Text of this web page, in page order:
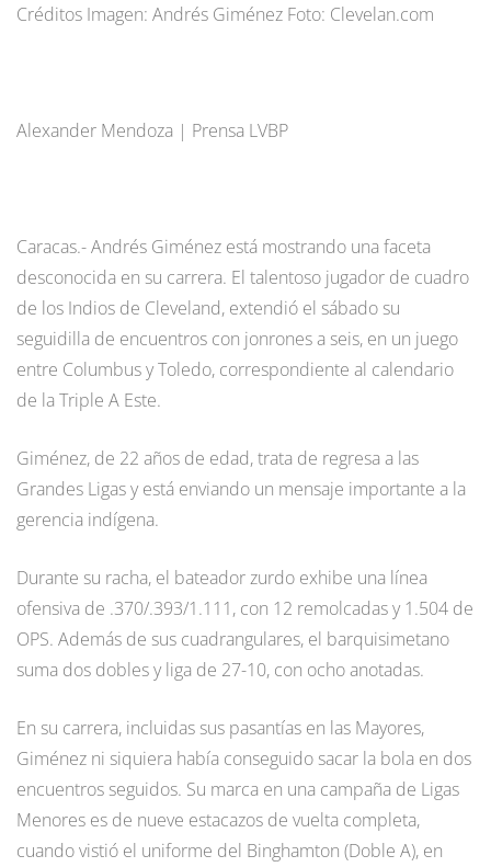
Créditos Imagen: Andrés Giménez Foto: Clevelan.com
Alexander Mendoza | Prensa LVBP
Caracas.- Andrés Giménez está mostrando una faceta
desconocida en su carrera. El talentoso jugador de cuadro
de los Indios de Cleveland, extendió el sábado su
seguidilla de encuentros con jonrones a seis, en un juego
entre Columbus y Toledo, correspondiente al calendario
de la Triple A Este.
Giménez, de 22 años de edad, trata de regresa a las
Grandes Ligas y está enviando un mensaje importante a la
gerencia indígena.
Durante su racha, el bateador zurdo exhibe una línea
ofensiva de .370/.393/1.111, con 12 remolcadas y 1.504 de
OPS. Además de sus cuadrangulares, el barquisimetano
suma dos dobles y liga de 27-10, con ocho anotadas.
En su carrera, incluidas sus pasantías en las Mayores,
Giménez ni siquiera había conseguido sacar la bola en dos
encuentros seguidos. Su marca en una campaña de Ligas
Menores es de nueve estacazos de vuelta completa,
cuando vistió el uniforme del Binghamton (Doble A), en